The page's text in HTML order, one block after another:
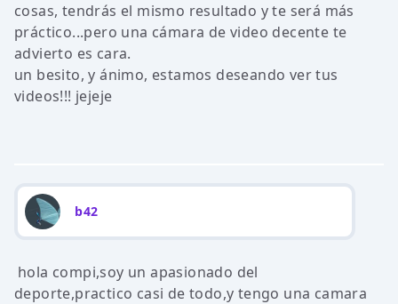
cosas, tendrás el mismo resultado y te será más
práctico...pero una cámara de video decente te
advierto es cara.
un besito, y ánimo, estamos deseando ver tus
videos!!! jejeje
b42
hola compi,soy un apasionado del
deporte,practico casi de todo,y tengo una camara